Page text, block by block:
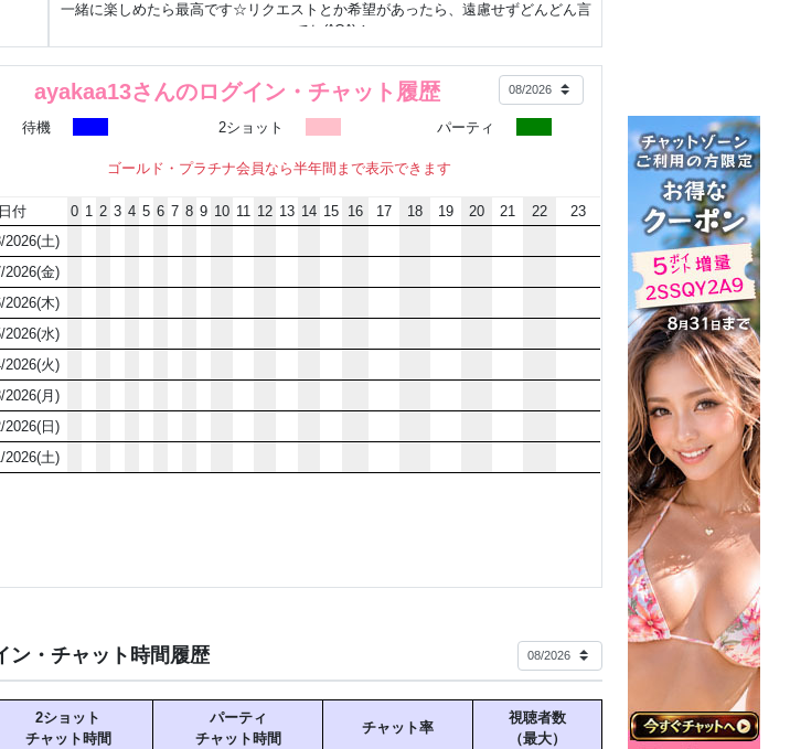
一緒に楽しめたら最高です☆リクエストとか希望があったら、遠慮せずどんどん言
ってね(^O^)！
来てくれたみんなに「会えてよかった！」って思ってもらえるように、
笑顔と元気をいっぱいお届けします♡
色んな話しをして仲良くなれたら嬉しいな!!!
休日は、 スロット や パチンコ大好きで、ワクワクする時間を楽しんでます✨
勝ったときのドキドキを一緒に楽しんだり、ゆる〜くおしゃべりするのも大歓迎で
盛り上がるのも大歓迎です♡
昔からホラー映画が大好きでよく観てます♪
胸を揉んで乳首を転がしてるうちに、アソコがじんわり熱くなってきて、
気づいたら指を伝って透明な汁が糸を引くくらいに溢れちゃう‥///
その濡れた指で奥をくちゅくちゅってかき混ぜると、いやらしい水音がマイクに拾
ayakaa13さんのログイン・チャット履歴
待機 2ショット パーティ
ゴールド・プラチナ会員なら半年間まで表示できます
日付 0 1 2 3 4 5 6 7 8 9 10 11 12 13 14 15 16 17 18 19 20 21 22
23
2026(土)
2026(金)
2026(木)
2026(水)
2026(火)
2026(月)
2026(日)
2026(土)
ン・チャット時間履歴
2ショット
チャット時間
パーティ
チャット時間
チャット率
視聴者数
（最大）